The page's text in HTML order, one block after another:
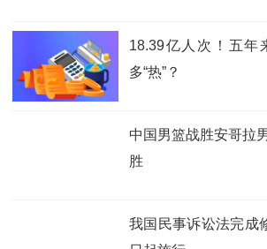
18.39亿人次！五年
多“热”？
中国男篮战胜安哥拉
胜
我国民事诉讼法完成